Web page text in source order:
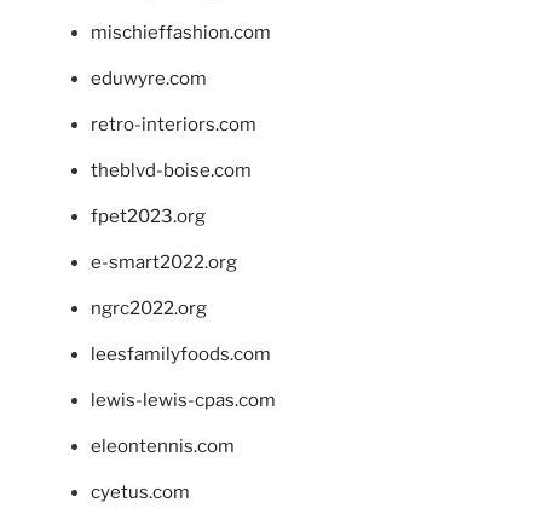
mischieffashion.com
eduwyre.com
retro-interiors.com
theblvd-boise.com
fpet2023.org
e-smart2022.org
ngrc2022.org
leesfamilyfoods.com
lewis-lewis-cpas.com
eleontennis.com
cyetus.com